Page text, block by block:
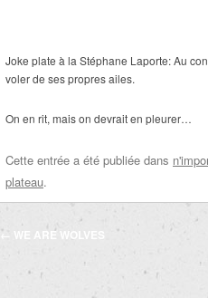
Joke plate à la Stéphane Laporte: Au
voler de ses propres ailes.
On en rit, mais on devrait en pleurer…
Cette entrée a été publiée dans
plateau.
Navigation
← WE ARE WOLVES